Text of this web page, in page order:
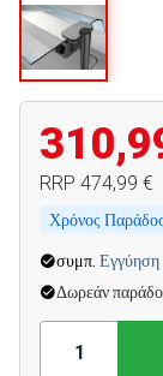
RRP 474,99 €
Χρόνος
συμπ. Εγγύηση
Δωρεάν